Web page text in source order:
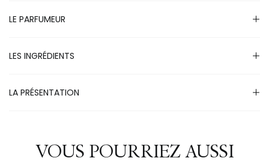
:LE PARFUMEUR
LES INGRÉDIENTS
LA PRÉSENTATION
VOUS POURRIEZ AUSSI